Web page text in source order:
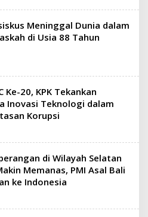
Meninggal Dunia dalam
di Usia 88 Tahun
Ke-20, KPK Tekankan
Inovasi Teknologi dalam
Korupsi
di Wilayah Selatan
Memanas, PMI Asal Bali
ke Indonesia